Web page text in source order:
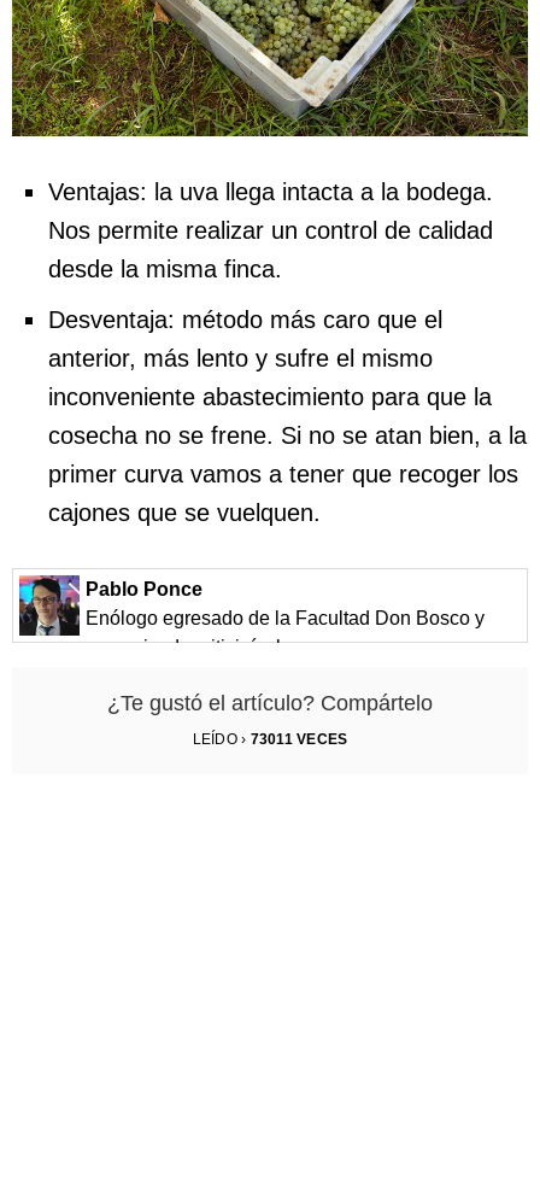
Ventajas: la uva llega intacta a la bodega.
Nos permite realizar un control de calidad
desde la misma finca.
Desventaja: método más caro que el
anterior, más lento y sufre el mismo
inconveniente abastecimiento para que la
cosecha no se frene. Si no se atan bien, a la
primer curva vamos a tener que recoger los
cajones que se vuelquen.
Pablo Ponce
Enólogo egresado de la Facultad Don Bosco y
comunicador vitivinícola.
¿Te gustó el artículo? Compártelo
LEÍDO › 73011 VECES